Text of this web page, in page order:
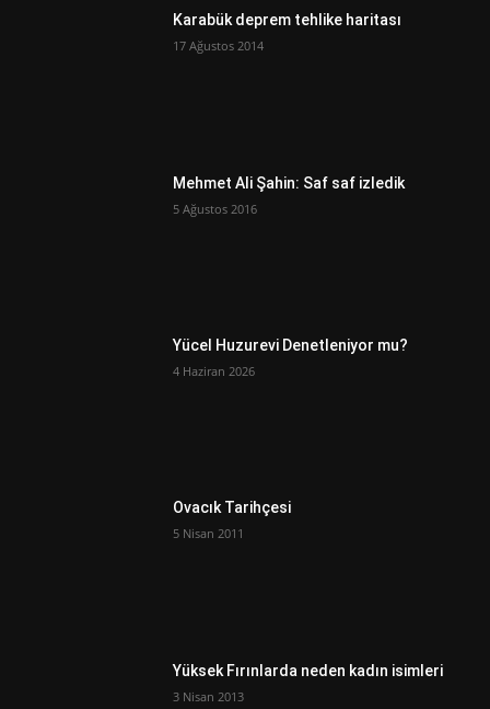
Karabük deprem tehlike haritası
17 Ağustos 2014
Mehmet Ali Şahin: Saf saf izledik
5 Ağustos 2016
Yücel Huzurevi Denetleniyor mu?
4 Haziran 2026
Ovacık Tarihçesi
5 Nisan 2011
Yüksek Fırınlarda neden kadın isimleri
3 Nisan 2013